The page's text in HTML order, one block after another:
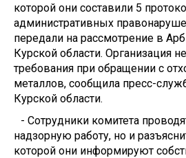
которой они составили 5
административных
передали на рассмотрение в
Курской области. Организация
требования при обращении с
металлов, сообщила пресс-
Курской области.
- Сотрудники комитета
надзорную работу, но и
которой они информируют